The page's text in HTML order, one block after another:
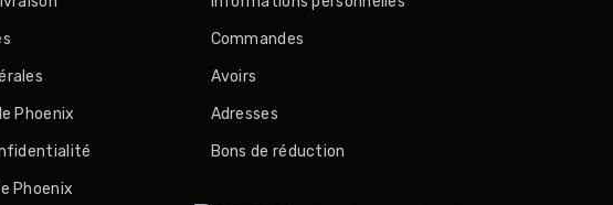
Phoenix
Phoenix
Commandes
Avoirs
Adresses
Bons de réduction